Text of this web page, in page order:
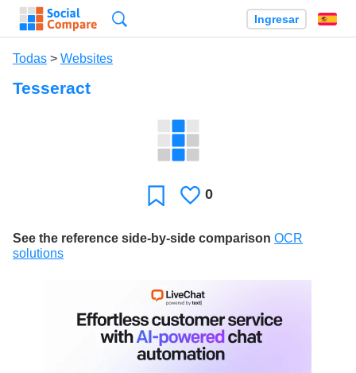
Ingresar
Todas > Websites
Tesseract
Favoritos
Le
0
See the reference side-by-side comparison OCR
solutions